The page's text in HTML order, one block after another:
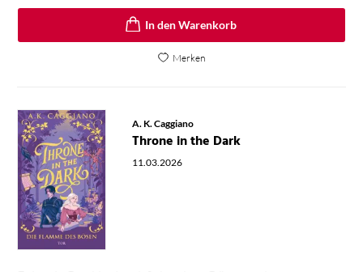
In den Warenkorb
Merken
A. K. Caggiano
Throne in the Dark
11.03.2026